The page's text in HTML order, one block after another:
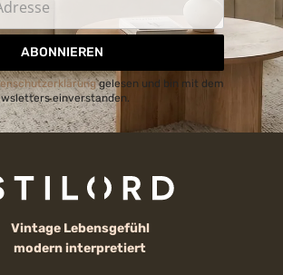
ABONNIEREN
gelesen und bin mit dem
einverstanden.
Vintage Lebensgefühl
modern interpretiert